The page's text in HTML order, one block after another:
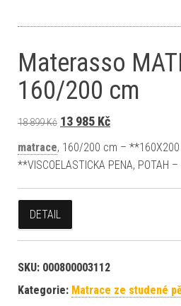
Materasso
160/200 cm
18 899Kč Původní cena byla: 18
13 985 KčAktuální cena
matrace, 160/200 cm – **160X200
**VISCOELASTICKA PENA, POTAH
DETAIL
SKU: 000800003112
Kategorie: Matrace ze studené